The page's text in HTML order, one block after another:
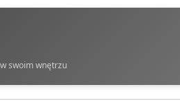
swoim wnętrzu